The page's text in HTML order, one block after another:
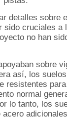
detalles sobre
sido cruciales a
no han
sobre
así, los suelos
resistentes para
normal
lo tanto, los